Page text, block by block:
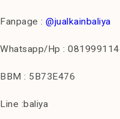
Fanpage : @jualkainbaliya
Whatsapp/Hp :
BBM : 5B73E476
Line :baliya